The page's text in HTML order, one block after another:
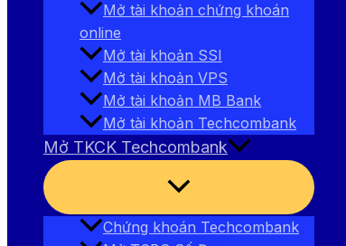
Mở tài khoản chứng khoán
online
Mở tài khoản SSI
Mở tài khoản VPS
Mở tài khoản MB Bank
Mở tài khoản Techcombank
Mở TKCK Techcombank
Bật/tắt
Chứng khoán Techcombank